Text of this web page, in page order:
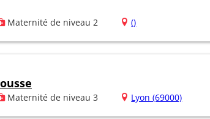
Maternité de niveau 2 ()
Maternité de niveau 3 Lyon (69000)